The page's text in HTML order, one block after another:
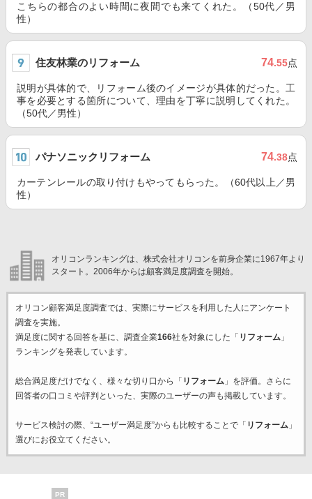
こちらの都合のよい時間に夜間でも来てくれた。（50代／男
性）
住友林業のリフォーム 74.55点
説明が具体的で、リフォーム後のイメージが具体的だった。工
事を必要とする箇所について、理由を丁寧に説明してくれた。
（50代／男性）
パナソニックリフォーム 74.38点
カーテンレールの取り付けもやってもらった。（60代以上／男
性）
オリコンランキングは、株式会社オリコンを前身企業に1967年より
スタート。2006年からは顧客満足度調査を開始。
オリコン顧客満足度調査では、実際にサービスを利用した 人にアンケート
調査を実施。
満足度に関する回答を基に、調査企業166社を対象にした「 リフォーム」
ランキングを発表しています。
総合満足度だけでなく、様々な切り口から「 リフォーム」を評価。さらに
回答者の口コミや評判といった、実際のユーザーの声も掲載しています。
サービス検討の際、“ユーザー満足度”からも比較することで「 リフォーム」
選びにお役立てください。
PR